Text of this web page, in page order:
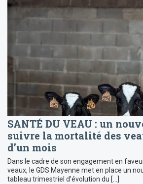
SANTÉ DU VEAU : un
suivre la mortalité des
d’un mois
Dans le cadre de son engagement en
veaux, le GDS Mayenne met en place un
tableau trimestriel d’évolution du […]